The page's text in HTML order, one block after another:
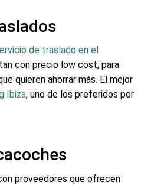
de traslado en el
con precio low cost, para
quieren ahorrar más. El mejor
Ibiza, uno de los preferidos por
proveedores que ofrecen